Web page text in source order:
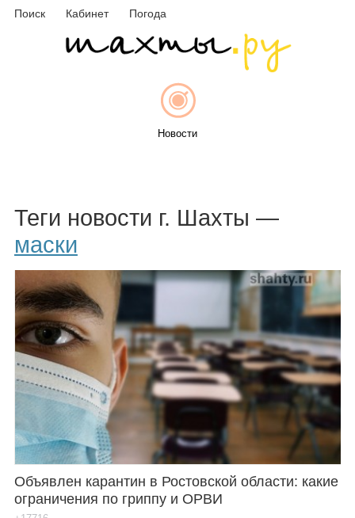
Поиск Кабинет Погода
Новости
Афиша
Объявления
Каталог
Инфо
Теги новости г. Шахты —
маски
Объявлен карантин в Ростовской области: какие
ограничения по гриппу и ОРВИ